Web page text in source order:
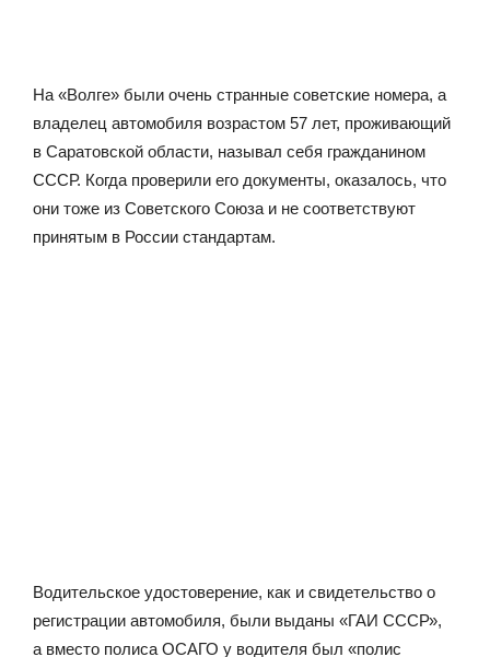
На «Волге» были очень странные советские номера, а
владелец автомобиля возрастом 57 лет, проживающий
в Саратовской области, называл себя гражданином
СССР. Когда проверили его документы, оказалось, что
они тоже из Советского Союза и не соответствуют
принятым в России стандартам.
Водительское удостоверение, как и свидетельство о
регистрации автомобиля, были выданы «ГАИ СССР»,
а вместо полиса ОСАГО у водителя был «полис